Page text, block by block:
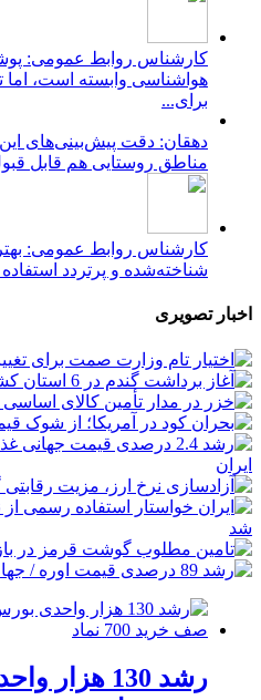
کارشناس روابط عمومی:
هواشناسی وابسته است،
برای...
دهقان: دقت پیش‌بینی‌های
مناطق روستایی هم قابل
کارشناس روابط عمومی:
شناخته‌شده و پرتردد
اخبار تصویری